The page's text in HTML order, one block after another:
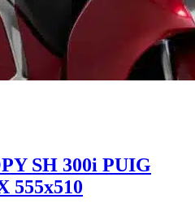
SH 300i PUIG
555x510